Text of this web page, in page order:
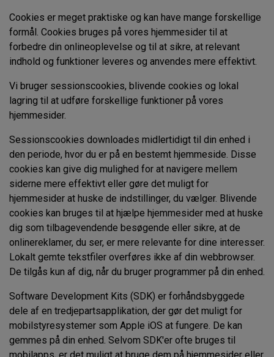
Cookies er meget praktiske og kan have mange forskellige
formål. Cookies bruges på vores hjemmesider til at
forbedre din onlineoplevelse og til at sikre, at relevant
indhold og funktioner leveres og anvendes mere effektivt.
Vi bruger sessionscookies, blivende cookies og lokal
lagring til at udføre forskellige funktioner på vores
hjemmesider.
Sessionscookies downloades midlertidigt til din enhed i
den periode, hvor du er på en bestemt hjemmeside. Disse
cookies kan give dig mulighed for at navigere mellem
siderne mere effektivt eller gøre det muligt for
hjemmesider at huske de indstillinger, du vælger. Blivende
cookies kan bruges til at hjælpe hjemmesider med at huske
dig som tilbagevendende besøgende eller sikre, at de
onlinereklamer, du ser, er mere relevante for dine interesser.
Lokalt gemte tekstfiler overføres ikke af din webbrowser.
De tilgås kun af dig, når du bruger programmer på din enhed.
Software Development Kits (SDK) er forhåndsbyggede
dele af en tredjepartsapplikation, der gør det muligt for
mobilstyresystemer som Apple iOS at fungere. De kan
gemmes på din enhed. Selvom SDK'er ofte bruges til